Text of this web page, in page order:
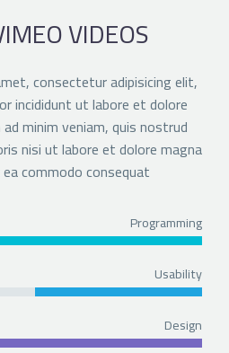
VIDEOS
consectetur adipisicing elit,
incididunt ut labore et dolore
minim veniam, quis nostrud
nisi ut labore et dolore magna
commodo consequat.
Programming
Usability
Design